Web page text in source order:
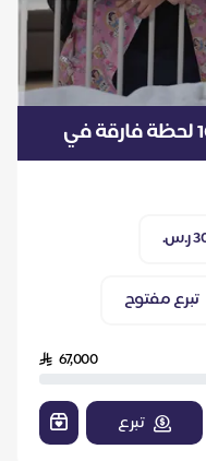
100 جلسة حياة الطفل = 100 لحظة فارقة في
تبرع مفتوح
67,000
تبرع